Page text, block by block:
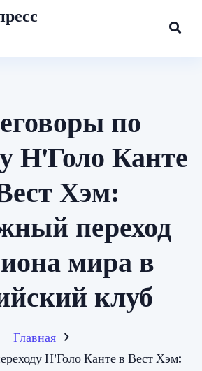
по
Н'Голо Канте
Хэм:
переход
мира в
клуб
Главная
Н'Голо Канте в Вест Хэм: